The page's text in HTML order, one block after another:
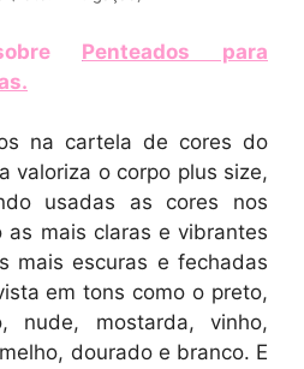
Penteados para
.
na cartela de cores do
valoriza o corpo plus size,
usadas as cores nos
as mais claras e vibrantes
mais escuras e fechadas
em tons como o preto,
nude, mostarda, vinho,
dourado e branco. E